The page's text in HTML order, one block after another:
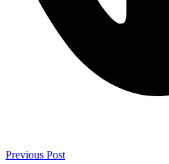
Previous Post